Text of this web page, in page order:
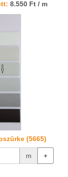
8.550 Ft / m
(5665)
m +